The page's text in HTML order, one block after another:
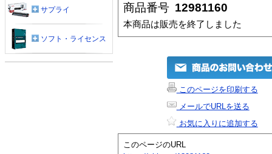
商品番号 12981160
本商品は販売を終了しました
このページを印刷する
メールでURLを送る
お気に入りに追加する
このページのURL
サプライ
ソフト・ライセンス